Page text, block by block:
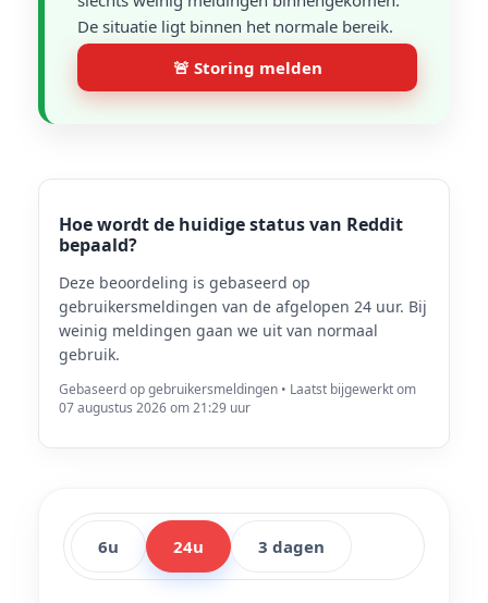
De situatie ligt binnen het normale bereik.
🚨 Storing melden
Hoe wordt de huidige status van Reddit
bepaald?
Deze beoordeling is gebaseerd op
gebruikersmeldingen van de afgelopen 24 uur. Bij
weinig meldingen gaan we uit van normaal
gebruik.
Gebaseerd op gebruikersmeldingen • Laatst bijgewerkt om
07 augustus 2026 om 21:29 uur
6u 24u 3 dagen